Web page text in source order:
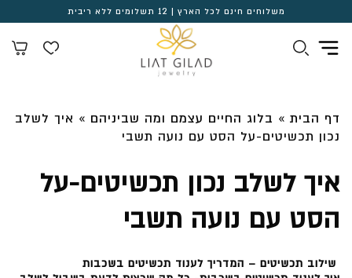
משלוחים חינם לכל הארץ | 12 תשלומים ללא ריבית
דף הבית » בלוג החיים עצמם ומה שביניהם » איך לשלב
נכון תכשיטים-על הסט עם נועה תשבי
איך לשלב נכון תכשיטים-על
הסט עם נועה תשבי
שילוב תכשיטים – המדריך לענוד תכשיטים בשכבות